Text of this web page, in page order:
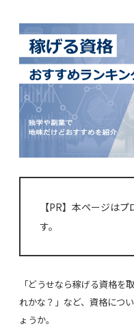
【PR】本ページは
す。
「どうせなら稼げる資格
れかな？」など、資格につ
ょうか。